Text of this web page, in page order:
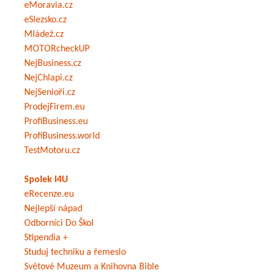
eMoravia.cz
eSlezsko.cz
Mládež.cz
MOTORcheckUP
NejBusiness.cz
NejChlapi.cz
NejSenioři.cz
ProdejFirem.eu
ProfiBusiness.eu
ProfiBusiness.world
TestMotoru.cz
Spolek I4U
eRecenze.eu
Nejlepší nápad
Odborníci Do Škol
Stipendia +
Studuj techniku a řemeslo
Světové Muzeum a Knihovna Bible